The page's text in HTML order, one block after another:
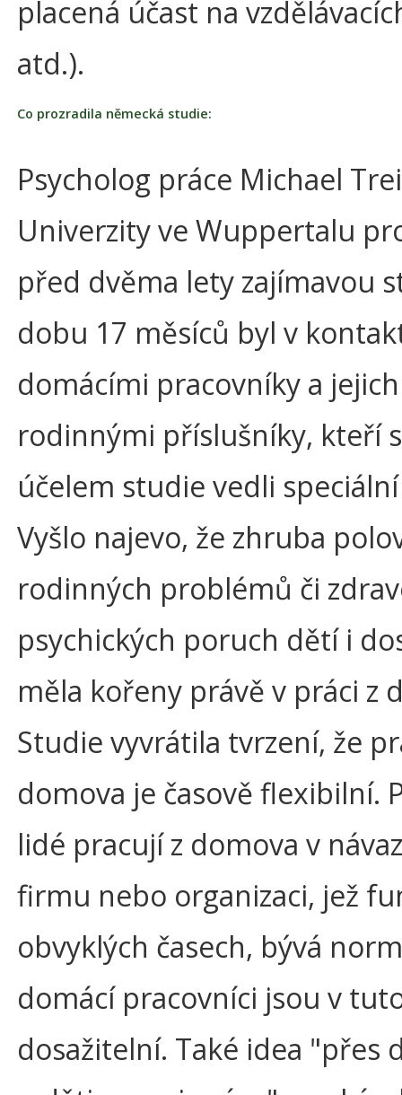
placená účast na
atd.).
Co prozradila německá studie:
Psycholog práce Michael
Univerzity ve Wuppertalu
před dvěma lety zajímavou
dobu 17 měsíců byl v
domácími pracovníky a jejich
rodinnými příslušníky, kteří
účelem studie vedli
Vyšlo najevo, že zhruba
rodinných problémů či
psychických poruch dětí i
měla kořeny právě v práci z
Studie vyvrátila tvrzení, že
domova je časově flexibilní.
lidé pracují z domova v
firmu nebo organizaci, jež
obvyklých časech, bývá
domácí pracovníci jsou v
dosažitelní. Také idea "přes